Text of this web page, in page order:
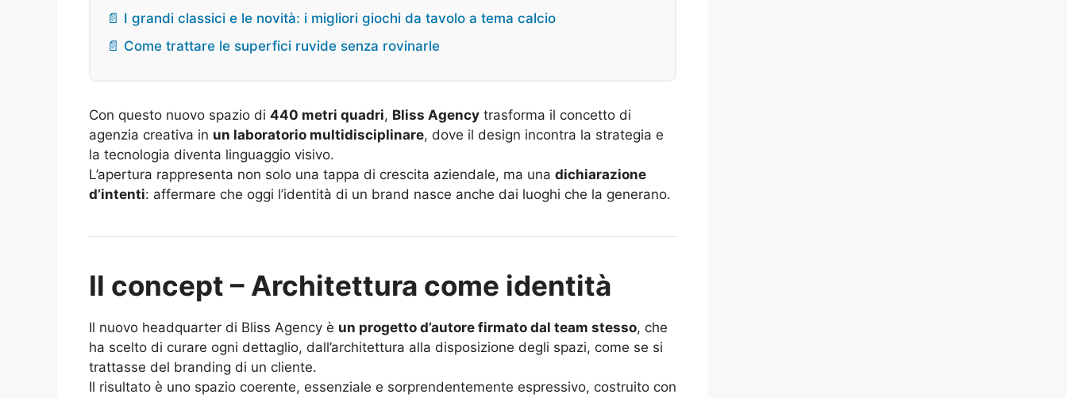
📄 I grandi classici e le novità: i migliori giochi da tavolo a tema calcio
📄 Come trattare le superfici ruvide senza rovinarle
Con questo nuovo spazio di 440 metri quadri, Bliss Agency trasforma il concetto di
agenzia creativa in un laboratorio multidisciplinare, dove il design incontra la strategia e
la tecnologia diventa linguaggio visivo.
L’apertura rappresenta non solo una tappa di crescita aziendale, ma una dichiarazione
d’intenti: affermare che oggi l’identità di un brand nasce anche dai luoghi che la generano.
Il concept – Architettura come identità
Il nuovo headquarter di Bliss Agency è un progetto d’autore firmato dal team stesso, che
ha scelto di curare ogni dettaglio, dall’architettura alla disposizione degli spazi, come se si
trattasse del branding di un cliente.
Il risultato è uno spazio coerente, essenziale e sorprendentemente espressivo, costruito con